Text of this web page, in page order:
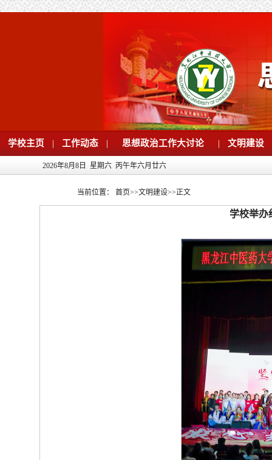
学校主页 | 工作动态 | 思想政治工作大讨论 | 文明建设
2026年8月8日 星期六 丙午年六月廿六
当前位置： 首页>>文明建设>>正文
学校举办